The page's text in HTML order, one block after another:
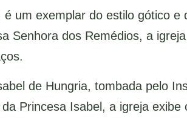
um exemplar do estilo gótico
Senhora dos Remédios, a
de Hungria, tombada pelo
Princesa Isabel, a igreja